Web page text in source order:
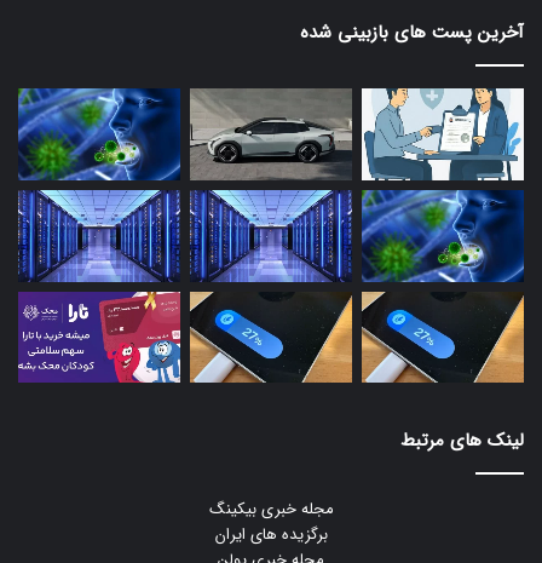
آخرین پست های بازبینی شده
لینک های مرتبط
مجله خبری بیکینگ
برگزیده های ایران